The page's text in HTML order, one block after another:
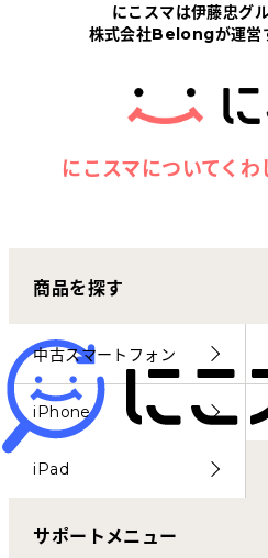
にこスマについて
サポートセンター
お客さまの声
にこスマ通信
マイページ
にこスマは伊藤忠グ
株式会社Belongが運営
にこスマについてくわ
商品を探す
中古スマートフォン
iPhone
iPad
サポートメニュー